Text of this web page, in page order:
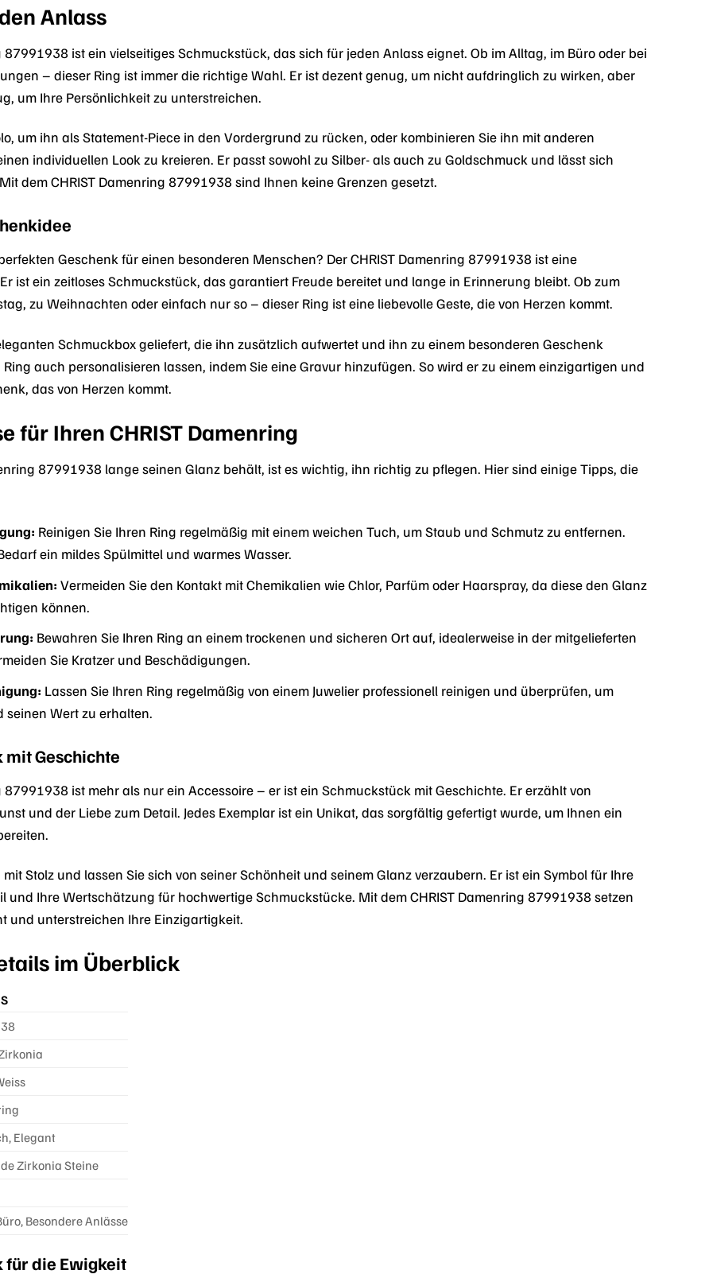
Anlass
87991938 ist ein vielseitiges Schmuckstück, das sich für jeden Anlass eignet. Ob im Alltag, im Büro oder bei
– dieser Ring ist immer die richtige Wahl. Er ist dezent genug, um nicht aufdringlich zu wirken, aber
um Ihre Persönlichkeit zu unterstreichen.
um ihn als Statement-Piece in den Vordergrund zu rücken, oder kombinieren Sie ihn mit anderen
individuellen Look zu kreieren. Er passt sowohl zu Silber- als auch zu Goldschmuck und lässt sich
dem CHRIST Damenring 87991938 sind Ihnen keine Grenzen gesetzt.
Geschenk für einen besonderen Menschen? Der CHRIST Damenring 87991938 ist eine
ist ein zeitloses Schmuckstück, das garantiert Freude bereitet und lange in Erinnerung bleibt. Ob zum
zu Weihnachten oder einfach nur so – dieser Ring ist eine liebevolle Geste, die von Herzen kommt.
Schmuckbox geliefert, die ihn zusätzlich aufwertet und ihn zu einem besonderen Geschenk
auch personalisieren lassen, indem Sie eine Gravur hinzufügen. So wird er zu einem einzigartigen und
das von Herzen kommt.
für Ihren CHRIST Damenring
87991938 lange seinen Glanz behält, ist es wichtig, ihn richtig zu pflegen. Hier sind einige Tipps, die
Reinigen Sie Ihren Ring regelmäßig mit einem weichen Tuch, um Staub und Schmutz zu entfernen.
ein mildes Spülmittel und warmes Wasser.
Vermeiden Sie den Kontakt mit Chemikalien wie Chlor, Parfüm oder Haarspray, da diese den Glanz
können.
Bewahren Sie Ihren Ring an einem trockenen und sicheren Ort auf, idealerweise in der mitgelieferten
Sie Kratzer und Beschädigungen.
Lassen Sie Ihren Ring regelmäßig von einem Juwelier professionell reinigen und überprüfen, um
seinen Wert zu erhalten.
mit Geschichte
87991938 ist mehr als nur ein Accessoire – er ist ein Schmuckstück mit Geschichte. Er erzählt von
und der Liebe zum Detail. Jedes Exemplar ist ein Unikat, das sorgfältig gefertigt wurde, um Ihnen ein
Stolz und lassen Sie sich von seiner Schönheit und seinem Glanz verzaubern. Er ist ein Symbol für Ihre
und Ihre Wertschätzung für hochwertige Schmuckstücke. Mit dem CHRIST Damenring 87991938 setzen
und unterstreichen Ihre Einzigartigkeit.
im Überblick
Elegant
Zirkonia Steine
Besondere Anlässe
für die Ewigkeit